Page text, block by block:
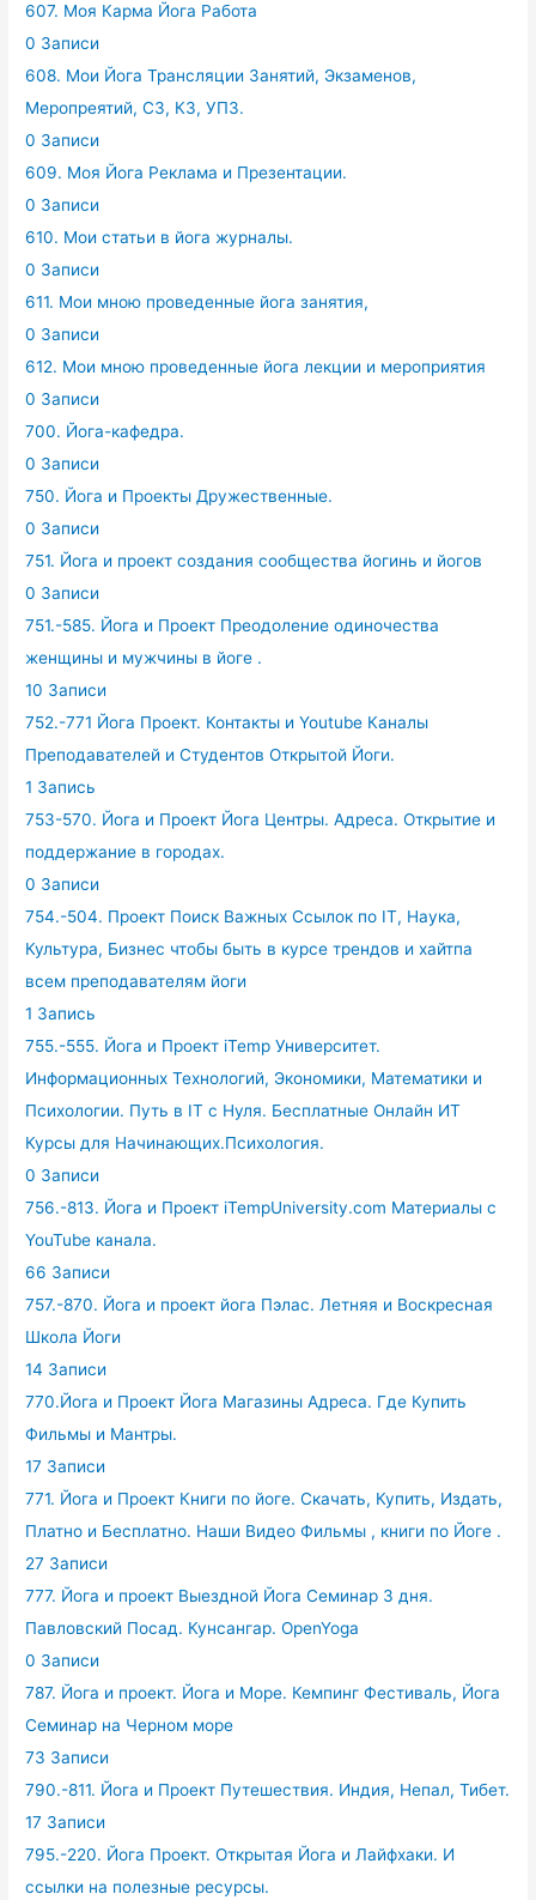
607. Моя Карма Йога Работа
0 Записи
608. Мои Йога Трансляции Занятий, Экзаменов,
Меропреятий, СЗ, КЗ, УПЗ.
0 Записи
609. Моя Йога Реклама и Презентации.
0 Записи
610. Мои статьи в йога журналы.
0 Записи
611. Мои мною проведенные йога занятия,
0 Записи
612. Мои мною проведенные йога лекции и мероприятия
0 Записи
700. Йога-кафедра.
0 Записи
750. Йога и Проекты Дружественные.
0 Записи
751. Йога и проект создания сообщества йогинь и йогов
0 Записи
751.-585. Йога и Проект Преодоление одиночества
женщины и мужчины в йоге .
10 Записи
752.-771 Йога Проект. Контакты и Youtube Каналы
Преподавателей и Студентов Открытой Йоги.
1 Запись
753-570. Йога и Проект Йога Центры. Адреса. Открытие и
поддержание в городах.
0 Записи
754.-504. Проект Поиск Важных Ссылок по IT, Наука,
Культура, Бизнес чтобы быть в курсе трендов и хайтпа
всем преподавателям йоги
1 Запись
755.-555. Йога и Проект iTemp Университет.
Информационных Технологий, Экономики, Математики и
Психологии. Путь в IT с Нуля. Бесплатные Онлайн ИТ
Курсы для Начинающих.Психология.
0 Записи
756.-813. Йога и Проект iTempUniversity.com Материалы с
YouTube канала.
66 Записи
757.-870. Йога и проект йога Пэлас. Летняя и Воскресная
Школа Йоги
14 Записи
770.Йога и Проект Йога Магазины Адреса. Где Купить
Фильмы и Мантры.
17 Записи
771. Йога и Проект Книги по йоге. Скачать, Купить, Издать,
Платно и Бесплатно. Наши Видео Фильмы , книги по Йоге .
27 Записи
777. Йога и проект Выездной Йога Семинар 3 дня.
Павловский Посад. Кунсангар. OpenYoga
0 Записи
787. Йога и проект. Йога и Море. Кемпинг Фестиваль, Йога
Семинар на Черном море
73 Записи
790.-811. Йога и Проект Путешествия. Индия, Непал, Тибет.
17 Записи
795.-220. Йога Проект. Открытая Йога и Лайфхаки. И
ссылки на полезные ресурсы.